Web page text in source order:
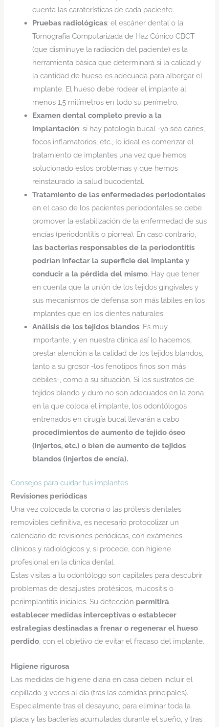
cuenta las caraterísticas de cada paciente.
Pruebas radiológicas: el escáner dental o la
Tomografía Computarizada de Haz Cónico CBCT
(que disminuye la radiación del paciente) es la
herramienta básica que determinará si la calidad y
la cantidad de hueso es adecuada para albergar el
implante. El hueso debe rodear el implante al
menos 1,5 milímetros en todo su perímetro.
Examen dental completo previo a la
implantación: si hay patología bucal -ya sea caries,
focos inflamatorios, etc., lo ideal es comenzar el
tratamiento de implantes una vez que hemos
solucionado estos problemas y que hemos
reinstaurado la salud bucodental.
Tratamiento de las enfermedades periodontales:
en el caso de los pacientes periodontales se debe
promover la estabilización de la enfermedad de sus
encías (periodontitis o piorrea). En caso contrario,
las bacterias responsables de la periodontitis
podrían infectar la superficie del implante y
conducir a la pérdida del mismo. Hay que tener
en cuenta que la unión de los tejidos gingivales y
sus mecanismos de defensa son más lábiles en los
implantes que en los dientes naturales.
Análisis de los tejidos blandos: Es muy
importante, y en nuestra clínica así lo hacemos,
prestar atención a la calidad de los tejidos blandos,
tanto a su grosor -los fenotipos finos son más
débiles-, como a su situación. Si los sustratos de
tejidos blando y duro no son adecuados en la zona
en la que coloca el implante, los odontólogos
entrenados en cirugía bucal llevarán a cabo
procedimientos de aumento de tejido óseo
(injertos, etc.) o bien de aumento de tejidos
blandos (injertos de encía).
Consejos para cuidar tus implantes
Revisiones periódicas
Una vez colocada la corona o las prótesis dentales
removibles definitiva, es necesario protocolizar un
calendario de revisiones periódicas, con exámenes
clínicos y radiológicos y, si procede, con higiene
profesional en la clínica dental.
Estas visitas a tu odontólogo son capitales para descubrir
problemas de desajustes protésicos, mucositis o
periimplantitis iniciales. Su detección permitirá
establecer medidas interceptivas o establecer
estrategias destinadas a frenar o regenerar el hueso
perdido , con el objetivo de evitar el fracaso del implante.
Higiene rigurosa
Las medidas de higiene diaria en casa deben incluir el
cepillado 3 veces al día (tras las comidas principales).
Especialmente tras el desayuno, para eliminar toda la
placa y las bacterias acumuladas durante el sueño, y tras